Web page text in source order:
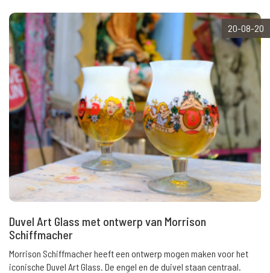
20-08-20
Duvel Art Glass met ontwerp van Morrison
Schiffmacher
Morrison Schiffmacher heeft een ontwerp mogen maken voor het
iconische Duvel Art Glass. De engel en de duivel staan centraal.